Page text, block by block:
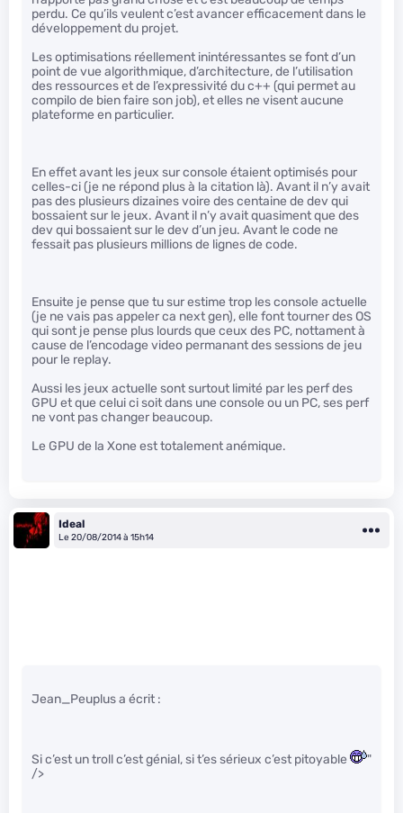
perdu. Ce qu’ils veulent c’est avancer efficacement dans le
développement du projet.
Les optimisations réellement inintéressantes se font d’un
point de vue algorithmique, d’architecture, de l’utilisation
des ressources et de l’expressivité du c++ (qui permet au
compilo de bien faire son job), et elles ne visent aucune
plateforme en particulier.
En effet avant les jeux sur console étaient optimisés pour
celles-ci (je ne répond plus à la citation là). Avant il n’y avait
pas des plusieurs dizaines voire des centaine de dev qui
bossaient sur le jeux. Avant il n’y avait quasiment que des
dev qui bossaient sur le dev d’un jeu. Avant le code ne
fessait pas plusieurs millions de lignes de code.
Ensuite je pense que tu sur estime trop les console actuelle
(je ne vais pas appeler ca next gen), elle font tourner des OS
qui sont je pense plus lourds que ceux des PC, nottament à
cause de l’encodage video permanant des sessions de jeu
pour le replay.
Aussi les jeux actuelle sont surtout limité par les perf des
GPU et que celui ci soit dans une console ou un PC, ses perf
ne vont pas changer beaucoup.
Le GPU de la Xone est totalement anémique.
Ideal
Le 20/08/2014 à 15h14
Jean_Peuplus a écrit :
Si c’est un troll c’est génial, si t’es sérieux c’est pitoyable
"
/>